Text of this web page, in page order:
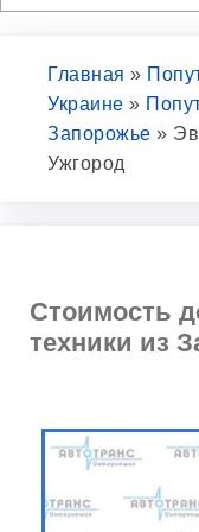
Главная »
Украине »
Запорожье »
Ужгород
Стоимость
техники из